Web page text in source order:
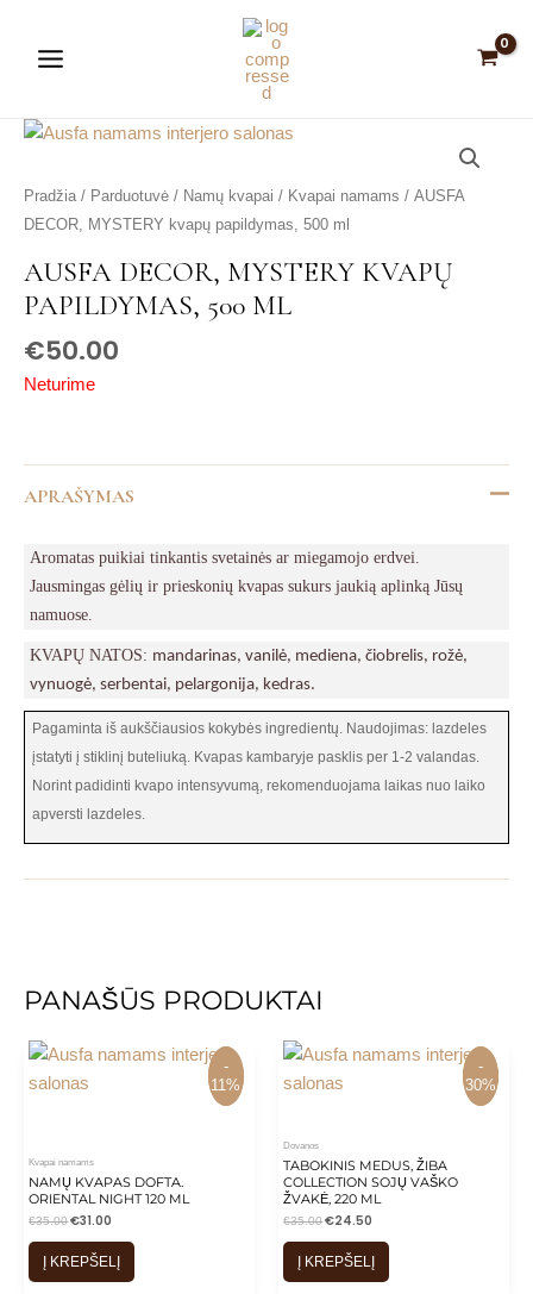
turinioMenu
Pradžia / Parduotuvė / Namų kvapai / Kvapai namams / AUSFA
DECOR, MYSTERY kvapų papildymas, 500 ml
AUSFA DECOR, MYSTERY KVAPŲ
PAPILDYMAS, 500 ML
€50.00
Neturime
APRAŠYMAS
Aromatas puikiai tinkantis svetainės ar miegamojo erdvei.
Jausmingas gėlių ir prieskonių kvapas sukurs jaukią aplinką Jūsų
namuose.
KVAPŲ NATOS: mandarinas, vanilė, mediena, čiobrelis, rožė,
vynuogė, serbentai, pelargonija, kedras.
Pagaminta iš aukščiausios kokybės ingredientų. Naudojimas: lazdeles
įstatyti į stiklinį buteliuką. Kvapas kambaryje pasklis per 1-2 valandas.
Norint padidinti kvapo intensyvumą, rekomenduojama laikas nuo laiko
apversti lazdeles.
PANAŠŪS PRODUKTAI
-
11%
-
11%
Kvapai namams
NAMŲ KVAPAS DOFTA.
ORIENTAL NIGHT 120 ML
€35.00€31.00
Į KREPŠELĮ
-
30%
-
30%
Dovanos
TABOKINIS MEDUS, ŽIBA
COLLECTION SOJŲ VAŠKO
ŽVAKĖ, 220 ML
€35.00€24.50
Į KREPŠELĮ